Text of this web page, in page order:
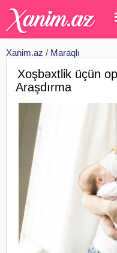
Xanim.az / Maraqlı
Xoşbəxtlik üçün
Araşdırma